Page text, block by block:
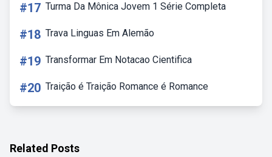
#17 Turma Da Mônica Jovem 1 Série Completa
#18 Trava Linguas Em Alemão
#19 Transformar Em Notacao Cientifica
#20 Traição é Traição Romance é Romance
Related Posts